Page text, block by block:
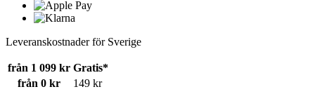
Leveranskostnader för Sverige
från 1 099 kr Gratis*
från 0 kr
149 kr